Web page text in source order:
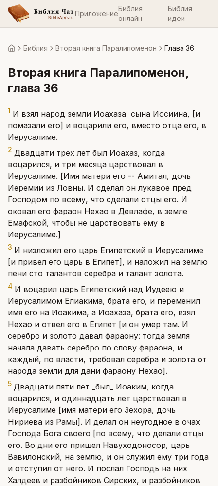
Приложение
Библия
онлайн
Библия
идеи
ГлавнаяБиблия Вторая книга Паралипоменон Глава 36
Вторая книга Паралипоменон,
глава 36
1 И взял народ земли Иоахаза, сына Иосиина, [и
помазали его] и воцарили его, вместо отца его, в
Иерусалиме.
2 Двадцати трех лет был Иоахаз, когда
воцарился, и три месяца царствовал в
Иерусалиме. [Имя матери его -- Амитал, дочь
Иеремии из Ловны. И сделал он лукавое пред
Господом по всему, что сделали отцы его. И
оковал его фараон Нехао в Девлафе, в земле
Емафской, чтобы не царствовать ему в
Иерусалиме.]
3 И низложил его царь Египетский в Иерусалиме
[и привел его царь в Египет], и наложил на землю
пени сто талантов серебра и талант золота.
4 И воцарил царь Египетский над Иудеею и
Иерусалимом Елиакима, брата его, и переменил
имя его на Иоакима, а Иоахаза, брата его, взял
Нехао и отвел его в Египет [и он умер там. И
серебро и золото давал фараону: тогда земля
начала давать серебро по слову фараона, и
каждый, по власти, требовал серебра и золота от
народа земли для дани фараону Нехао].
5 Двадцати пяти лет _был_ Иоаким, когда
воцарился, и одиннадцать лет царствовал в
Иерусалиме [имя матери его Зехора, дочь
Нириева из Рамы]. И делал он неугодное в очах
Господа Бога своего [по всему, что делали отцы
его. Во дни его пришел Навуходоносор, царь
Вавилонский, на землю, и он служил ему три года
и отступил от него. И послал Господь на них
Халдеев и разбойников Сирских, и разбойников